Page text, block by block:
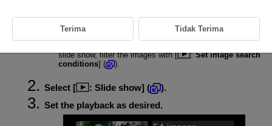
Specify the images to be played back.
To play back all the images on the card, go to step 2.
If you want to specify the images to be played back in the
slide show, filter the images with [
:Set image search
conditions] ( ).
Select [ : Slide show] (
).
Set the playback as desired.
Terima Tidak Terima